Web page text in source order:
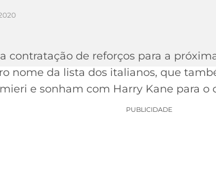
contratação de reforços para a
nome da lista dos italianos, que
e sonham com Harry Kane para o
PUBLICIDADE